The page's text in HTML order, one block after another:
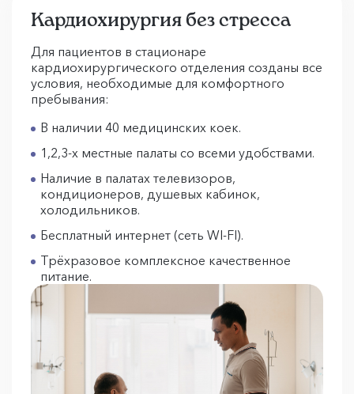
Кардиохирургия без стресса
Для пациентов в стационаре
кардиохирургического отделения созданы все
условия, необходимые для комфортного
пребывания:
В наличии 40 медицинских коек.
1,2,3-х местные палаты со всеми удобствами.
Наличие в палатах телевизоров,
кондиционеров, душевых кабинок,
холодильников.
Бесплатный интернет (сеть WI-FI).
Трёхразовое комплексное качественное
питание.